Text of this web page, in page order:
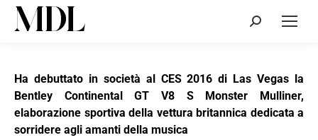
Cerca:
Ha debuttato in società al CES 2016 di Las Vegas la
Bentley Continental GT V8 S Monster Mulliner,
elaborazione sportiva della vettura britannica dedicata a
sorridere agli amanti della musica